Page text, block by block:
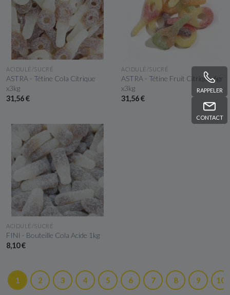
RAPPELER
CONTACT
APERÇU RAPIDE
ACIDULÉ/SUCRÉ
ASTRA - Tétine Cola Citrique
x3kg
31,56 €
APERÇU RAPIDE
ACIDULÉ/SUCRÉ
ASTRA - Tétine Fruit Citrique 6gr
x3kg
31,56 €
APERÇU RAPIDE
ACIDULÉ/SUCRÉ
FINI - Bouteille Cola Acide 1kg
8,10 €
1 2 3 4 5 6 7 8 9 10